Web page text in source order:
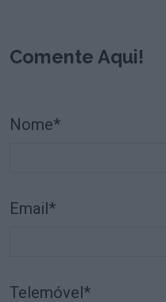
Comente Aqui!
Nome*
Email*
Telemóvel*